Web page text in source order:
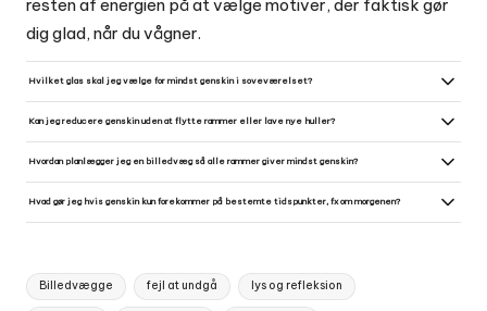
resten af energien på at vælge motiver, der faktisk gør
dig glad, når du vågner.
Hvilket glas skal jeg vælge for mindst genskin i soveværelset?
dyrere, men virker bedst. Et matt eller non-glare glas spreder lys og fjerner refleksioner, men kan gøre billedet
Kan jeg reducere genskin uden at flytte rammer eller lave nye huller?
dæmper på lampen for lavere styrke. En simpel måde er også at montere små filt-puder bag rammens øverste
Hvordan planlægger jeg en billedvæg så alle rammer giver mindst genskin?
hårdest; placer nogle matte prints strategisk mod vinduet eller lampen. Arbejd med forskudte højder og
Hvad gør jeg hvis genskin kun forekommer på bestemte tidspunkter, fx om morgenen?
Tags:
Billedvægge fejl at undgå lys og refleksion